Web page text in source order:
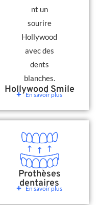
Hollywood Smile
En savoir plus
Prothèses
dentaires
En savoir plus